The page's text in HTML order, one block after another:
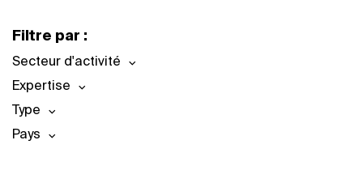
Filtre par :
Secteur d'activité
Expertise
Type
Pays